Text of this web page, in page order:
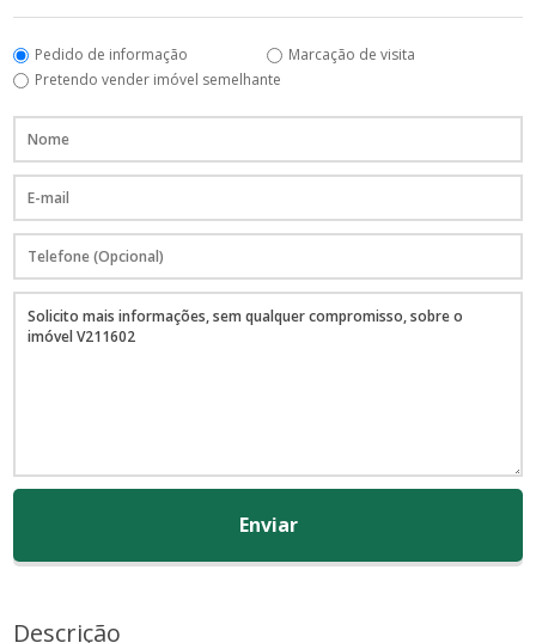
Pedido de informação
Marcação de visita
Pretendo vender imóvel semelhante
Enviar
Descrição